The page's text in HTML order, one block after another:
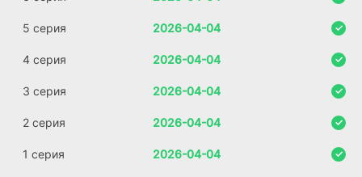
5 серия 2026-04-04
4 серия 2026-04-04
3 серия 2026-04-04
2 серия 2026-04-04
1 серия 2026-04-04